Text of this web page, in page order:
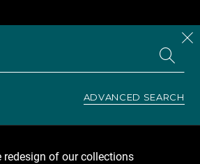
ADVANCED SEARCH
redesign of our collections